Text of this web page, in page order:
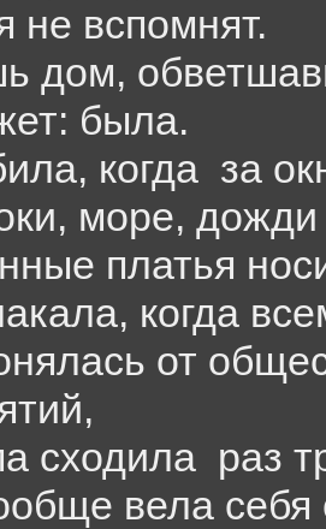
не вспомнят.
дом,
была.
когда за
море,
платья
когда
от
сходила раз
вела